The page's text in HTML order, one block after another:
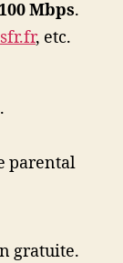
Mbps.
sfr.fr, etc.
parental
gratuite.